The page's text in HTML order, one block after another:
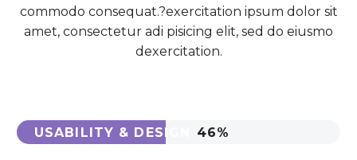
commodo consequat.?exercitation ipsum dolor sit
amet, consectetur adi pisicing elit, sed do eiusmo
dexercitation.
USABILITY & DESIGN 46%